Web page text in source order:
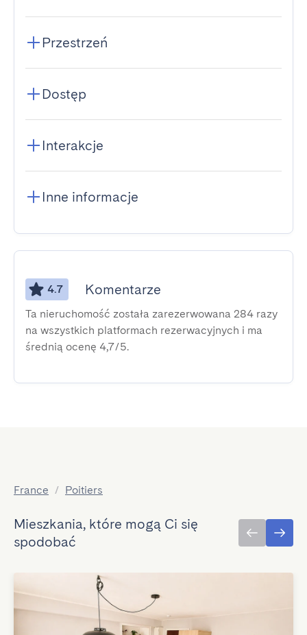
Przestrzeń
Dostęp
Interakcje
Inne informacje
4.7 Komentarze
Ta nieruchomość została zarezerwowana 284 razy
na wszystkich platformach rezerwacyjnych i ma
średnią ocenę 4,7/5.
France / Poitiers
Mieszkania, które mogą Ci się
spodobać